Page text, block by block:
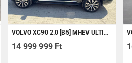
VOLVO XC90 2.0 [B5] MHEV ULTIMATE BRIGHT GEARTRONIC (7 SZEMÉLYES ) 94 140 KM-T FUTOTT!!!!
14 999 999 Ft